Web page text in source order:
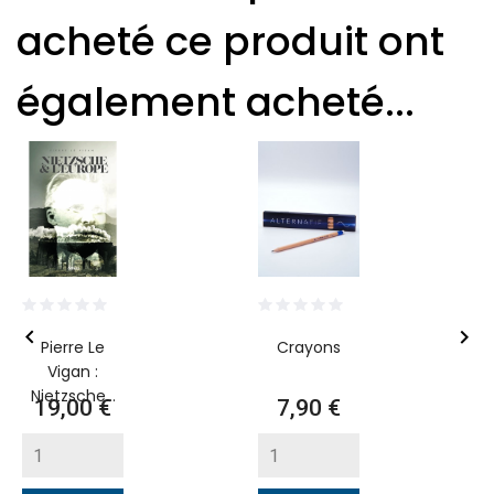
acheté ce produit ont
également acheté...
Pierre Le
Vigan :
Nietzsche...
Prix
19,00 €
Crayons
Prix
7,90 €
 